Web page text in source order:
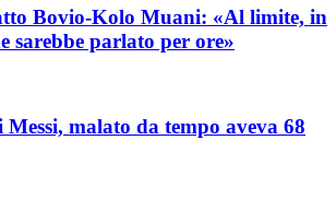
Bovio-Kolo Muani: «Al limite, in
sarebbe parlato per ore»
malato da tempo aveva 68